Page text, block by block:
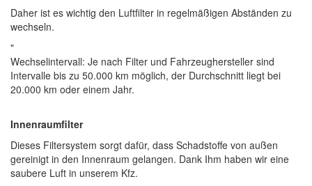
Daher ist es wichtig den Luftfilter in regelmäßigen Abständen zu
wechseln.
"
Wechselintervall: Je nach Filter und Fahrzeughersteller sind
Intervalle bis zu 50.000 km möglich, der Durchschnitt liegt bei
20.000 km oder einem Jahr.
Innenraumfilter
Dieses Filtersystem sorgt dafür, dass Schadstoffe von außen
gereinigt in den Innenraum gelangen. Dank Ihm haben wir eine
saubere Luft in unserem Kfz.